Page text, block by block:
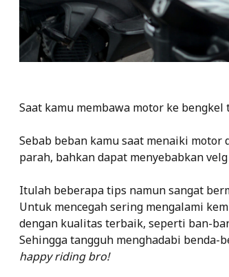
Saat kamu membawa motor ke
Sebab beban kamu saat menaiki
parah, bahkan dapat menyebabkan
Itulah beberapa tips namun sangat
Untuk mencegah sering mengalami
dengan kualitas terbaik, seperti ban-
Sehingga tangguh menghadabi benda-
happy riding bro!